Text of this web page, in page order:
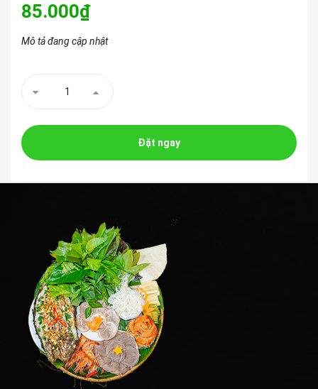
85.000₫
Mô tả đang cập nhật
Đặt ngay